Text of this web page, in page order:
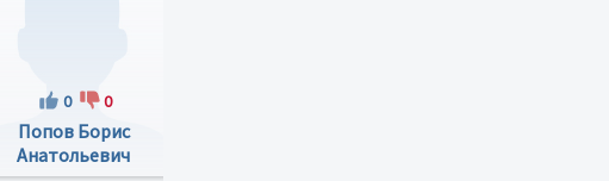
0 0
Попов Борис
Анатольевич